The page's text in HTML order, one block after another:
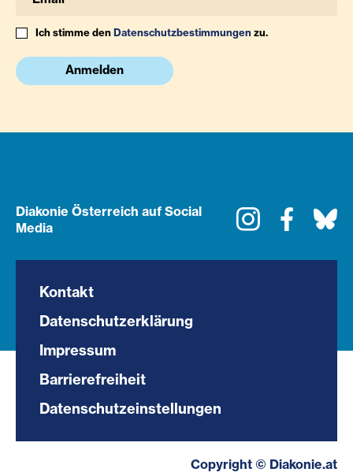
Ich stimme denDatenschutzbestimmungenzu.
Anmelden
Diakonie Österreich auf Social
Media
Instagram
Kontakt
Datenschutzerklärung
Impressum
Barrierefreiheit
Datenschutzeinstellungen
Copyright © Diakonie.at